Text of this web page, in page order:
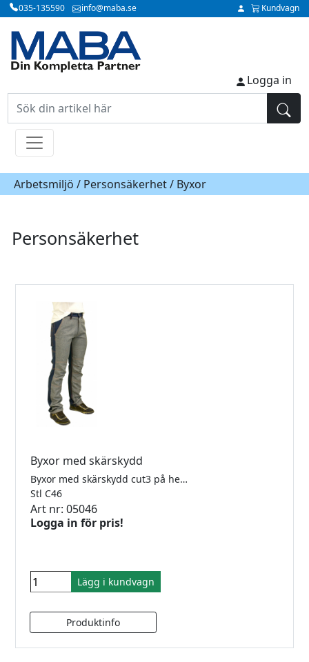
035-135590 info@maba.se Kundvagn
Logga in
Arbetsmiljö / Personsäkerhet/ Byxor
Personsäkerhet
Byxor med skärskydd
Byxor med skärskydd cut3 på hela framsidan. Mycket lätta och bekväma att bära då de väger mindre än ett par jeans
Stl C46
Art nr: 05046
Logga in för pris!
Lägg i kundvagn